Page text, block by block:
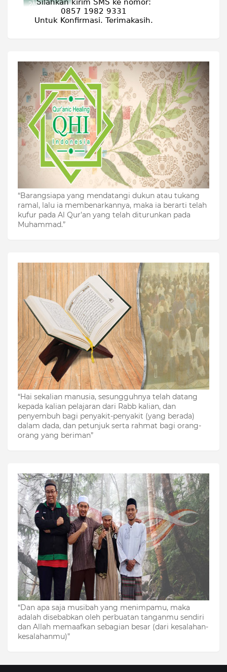
“Barangsiapa yang mendatangi dukun atau tukang
ramal, lalu ia membenarkannya, maka ia berarti telah
kufur pada Al Qur’an yang telah diturunkan pada
Muhammad.”
“Hai sekalian manusia, sesungguhnya telah datang
kepada kalian pelajaran dari Rabb kalian, dan
penyembuh bagi penyakit-penyakit (yang berada)
dalam dada, dan petunjuk serta rahmat bagi orang-
orang yang beriman”
“Dan apa saja musibah yang menimpamu, maka
adalah disebabkan oleh perbuatan tanganmu sendiri
dan Allah memaafkan sebagian besar (dari kesalahan-
kesalahanmu)”